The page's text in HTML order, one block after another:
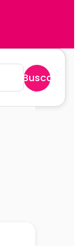
Buscar